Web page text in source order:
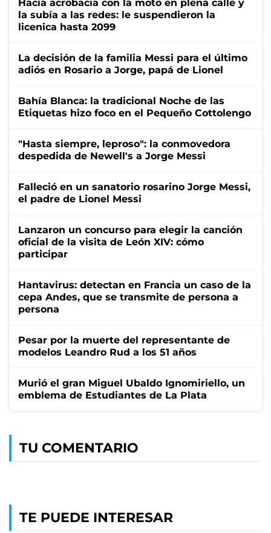
Hacía acrobacia con la moto en plena calle y
la subía a las redes: le suspendieron la
licenica hasta 2099
La decisión de la familia Messi para el último
adiós en Rosario a Jorge, papá de Lionel
Bahía Blanca: la tradicional Noche de las
Etiquetas hizo foco en el Pequeño Cottolengo
"Hasta siempre, leproso": la conmovedora
despedida de Newell's a Jorge Messi
Falleció en un sanatorio rosarino Jorge Messi,
el padre de Lionel Messi
Lanzaron un concurso para elegir la canción
oficial de la visita de León XIV: cómo
participar
Hantavirus: detectan en Francia un caso de la
cepa Andes, que se transmite de persona a
persona
Pesar por la muerte del representante de
modelos Leandro Rud a los 51 años
Murió el gran Miguel Ubaldo Ignomiriello, un
emblema de Estudiantes de La Plata
TU COMENTARIO
TE PUEDE INTERESAR